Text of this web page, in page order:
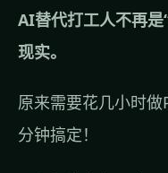
AI替代打工人不再是
现实。
原来需要花几小时
分钟搞定！